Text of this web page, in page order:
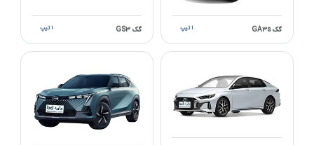
گک GA۳s ۱ تیپ گک GS۳ ۱ تیپ